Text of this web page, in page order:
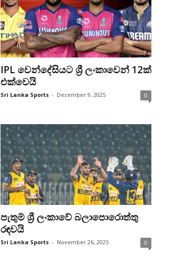
IPL වෙන්දේසියට ශ්‍රී ලංකාවෙන් 12ක්
එක්වෙයි
Sri Lanka Sports - December 9, 2025 0
පැතුම් ශ්‍රී ලංකාවේ බලාපොරොත්තු
රඳවයි
Sri Lanka Sports - November 26, 2025 0